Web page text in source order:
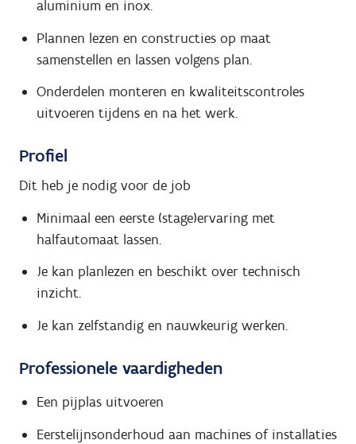
aluminium en inox.
Plannen lezen en constructies op maat
samenstellen en lassen volgens plan.
Onderdelen monteren en kwaliteitscontroles
uitvoeren tijdens en na het werk.
Profiel
Dit heb je nodig voor de job
Minimaal een eerste (stage)ervaring met
halfautomaat lassen.
Je kan planlezen en beschikt over technisch
inzicht.
Je kan zelfstandig en nauwkeurig werken.
Professionele vaardigheden
Een pijplas uitvoeren
Eerstelijnsonderhoud aan machines of installaties